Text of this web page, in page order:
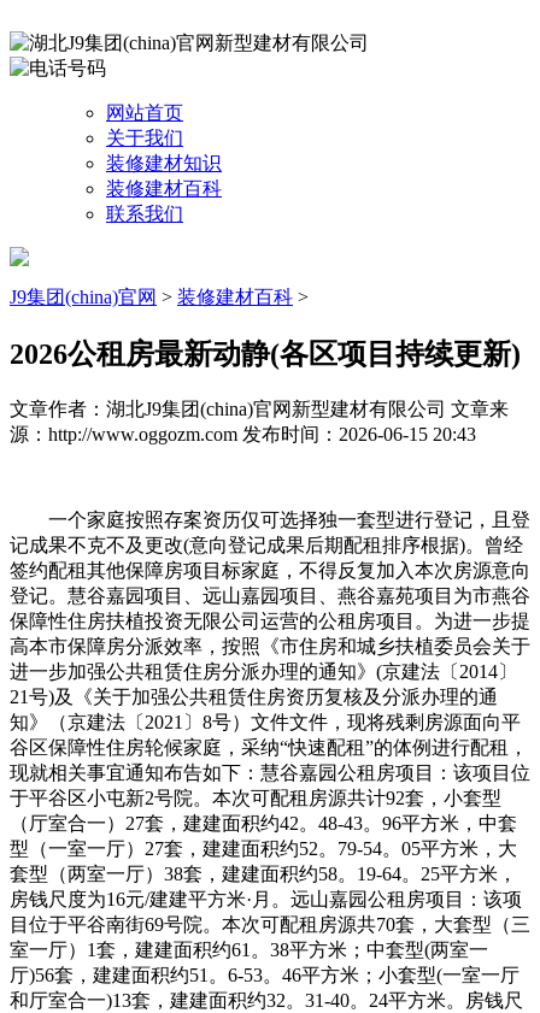
网站首页
关于我们
装修建材知识
装修建材百科
联系我们
J9集团(china)官网 > 装修建材百科 >
2026公租房最新动静(各区项目持续更新)
文章作者：湖北J9集团(china)官网新型建材有限公司 文章来
源：http://www.oggozm.com 发布时间：2026-06-15 20:43
一个家庭按照存案资历仅可选择独一套型进行登记，且登
记成果不克不及更改(意向登记成果后期配租排序根据)。曾经
签约配租其他保障房项目标家庭，不得反复加入本次房源意向
登记。慧谷嘉园项目、远山嘉园项目、燕谷嘉苑项目为市燕谷
保障性住房扶植投资无限公司运营的公租房项目。为进一步提
高本市保障房分派效率，按照《市住房和城乡扶植委员会关于
进一步加强公共租赁住房分派办理的通知》(京建法〔2014〕
21号)及《关于加强公共租赁住房资历复核及分派办理的通
知》（京建法〔2021〕8号）文件文件，现将残剩房源面向平
谷区保障性住房轮候家庭，采纳“快速配租”的体例进行配租，
现就相关事宜通知布告如下：慧谷嘉园公租房项目：该项目位
于平谷区小屯新2号院。本次可配租房源共计92套，小套型
（厅室合一）27套，建建面积约42。48-43。96平方米，中套
型（一室一厅）27套，建建面积约52。79-54。05平方米，大
套型（两室一厅）38套，建建面积约58。19-64。25平方米，
房钱尺度为16元/建建平方米·月。远山嘉园公租房项目：该项
目位于平谷南街69号院。本次可配租房源共70套，大套型（三
室一厅）1套，建建面积约61。38平方米；中套型(两室一
厅)56套，建建面积约51。6-53。46平方米；小套型(一室一厅
和厅室合一)13套，建建面积约32。31-40。24平方米。房钱尺